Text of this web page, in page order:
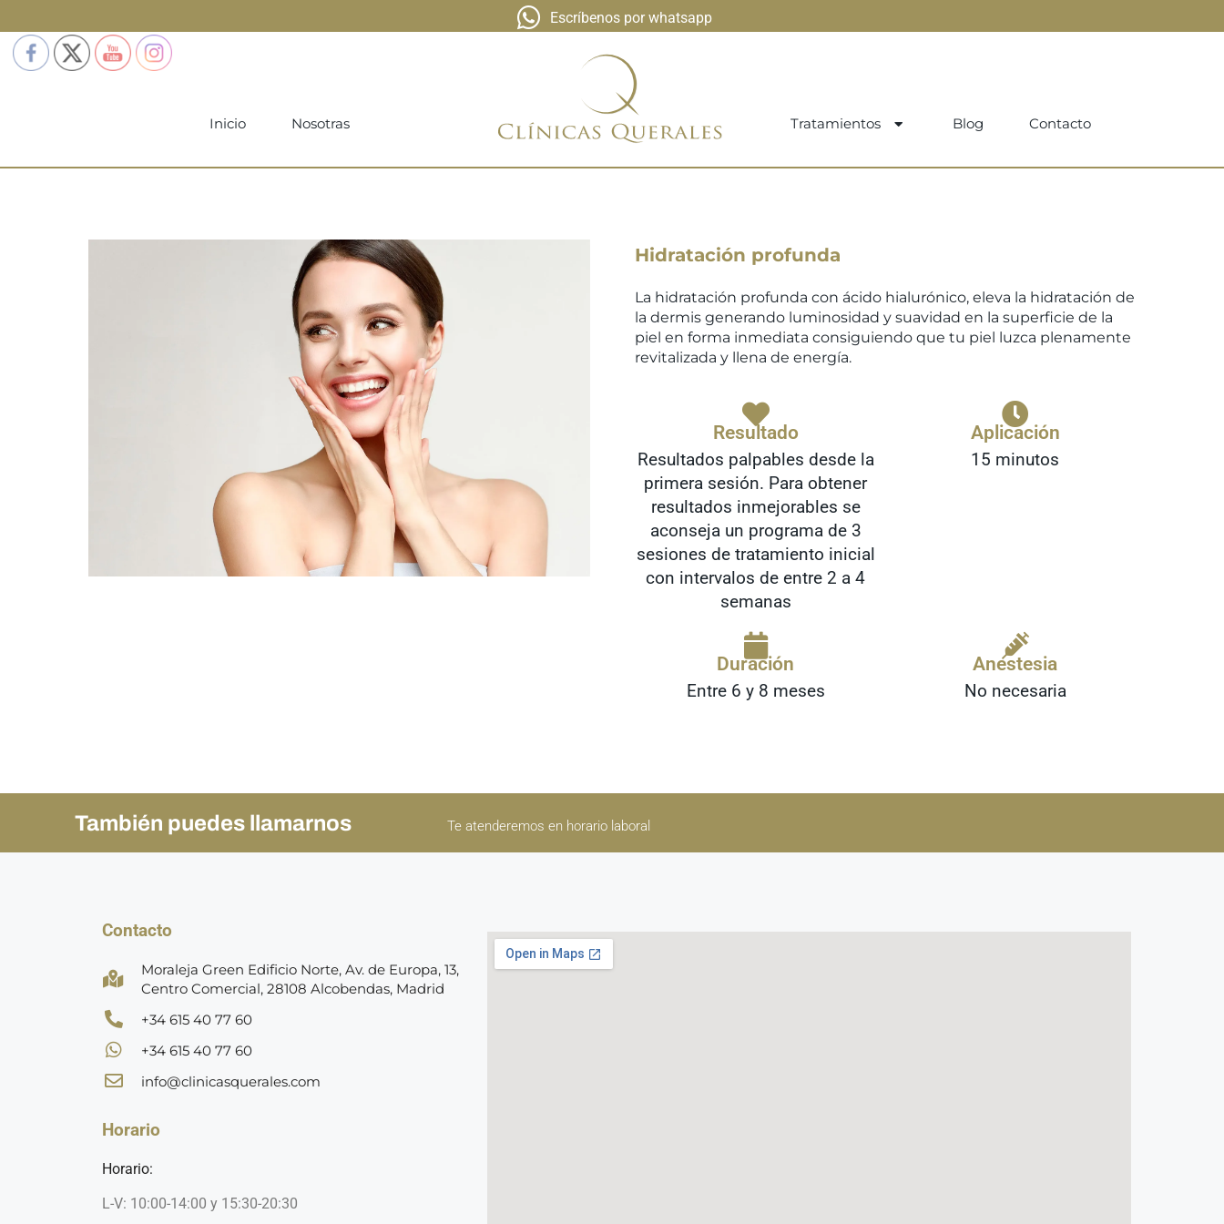
Escríbenos por whatsapp
Inicio Nosotras Tratamientos Blog Contacto
Hidratación profunda
La hidratación profunda con ácido hialurónico, eleva la hidratación de
la dermis generando luminosidad y suavidad en la superficie de la
piel en forma inmediata consiguiendo que tu piel luzca plenamente
revitalizada y llena de energía.
Resultado
Resultados palpables desde la
primera sesión. Para obtener
resultados inmejorables se
aconseja un programa de 3
sesiones de tratamiento inicial
con intervalos de entre 2 a 4
semanas
Aplicación
15 minutos
Duración
Entre 6 y 8 meses
Anestesia
No necesaria
También puedes llamarnos Te atenderemos en horario laboral
Contacto
Moraleja Green Edificio Norte, Av. de Europa, 13,
Centro Comercial, 28108 Alcobendas, Madrid
+34 615 40 77 60
+34 615 40 77 60
info@clinicasquerales.com
Horario
Horario:
L-V: 10:00-14:00 y 15:30-20:30